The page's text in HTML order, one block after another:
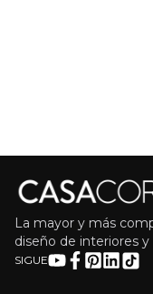
La mayor y más
diseño de interiores
SIGUE